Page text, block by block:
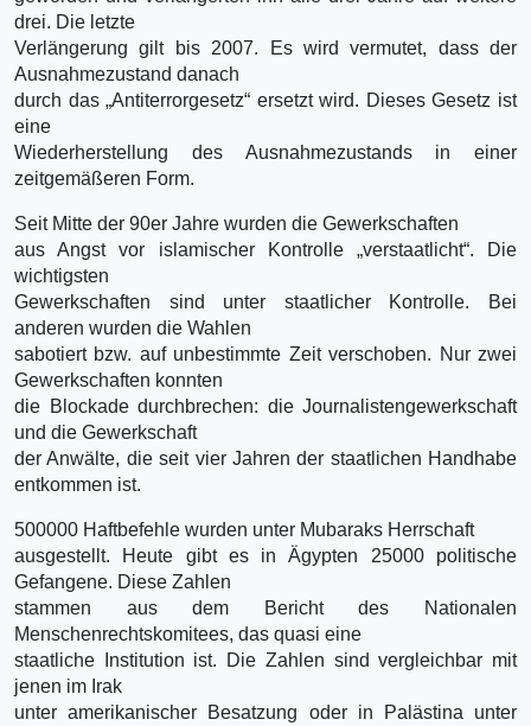
drei. Die letzte
Verlängerung gilt bis 2007. Es wird vermutet, dass der
Ausnahmezustand danach
durch das „Antiterrorgesetz“ ersetzt wird. Dieses Gesetz ist
eine
Wiederherstellung des Ausnahmezustands in einer
zeitgemäßeren Form.
Seit Mitte der 90er Jahre wurden die Gewerkschaften
aus Angst vor islamischer Kontrolle „verstaatlicht“. Die
wichtigsten
Gewerkschaften sind unter staatlicher Kontrolle. Bei
anderen wurden die Wahlen
sabotiert bzw. auf unbestimmte Zeit verschoben. Nur zwei
Gewerkschaften konnten
die Blockade durchbrechen: die Journalistengewerkschaft
und die Gewerkschaft
der Anwälte, die seit vier Jahren der staatlichen Handhabe
entkommen ist.
500000 Haftbefehle wurden unter Mubaraks Herrschaft
ausgestellt. Heute gibt es in Ägypten 25000 politische
Gefangene. Diese Zahlen
stammen aus dem Bericht des Nationalen
Menschenrechtskomitees, das quasi eine
staatliche Institution ist. Die Zahlen sind vergleichbar mit
jenen im Irak
unter amerikanischer Besatzung oder in Palästina unter